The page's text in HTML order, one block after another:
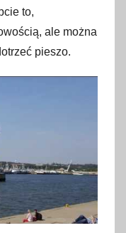
to,
ale można
pieszo.